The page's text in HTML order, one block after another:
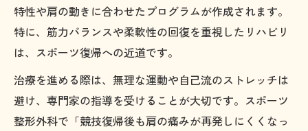
特性や肩の動きに合わせたプログラムが作成されます。
特に、筋力バランスや柔軟性の回復を重視したリハビリ
は、スポーツ復帰への近道です。
治療を進める際は、無理な運動や自己流のストレッチは
避け、専門家の指導を受けることが大切です。スポーツ
整形外科で「競技復帰後も肩の痛みが再発しにくくなっ